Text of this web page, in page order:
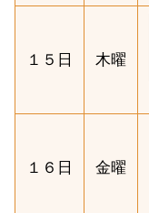
１５日 木曜
１６日 金曜